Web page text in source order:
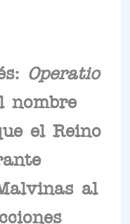
Operatio
nombre
el Reino
al